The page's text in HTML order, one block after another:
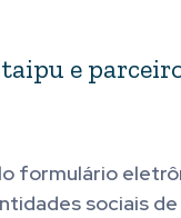
e
formulário
sociais